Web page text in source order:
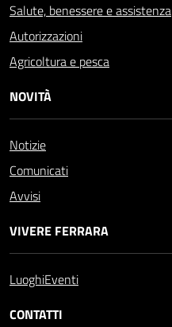
Salute, benessere e assistenza
Autorizzazioni
Agricoltura e pesca
NOVITÀ
Notizie
Comunicati
Avvisi
VIVERE FERRARA
LuoghiEventi
CONTATTI